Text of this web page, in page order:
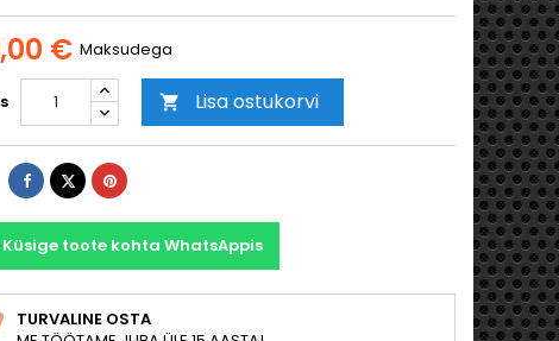
€ Maksudega
 Lisa ostukorvi
Jaga TweetPinterest
Küsige toote kohta WhatsAppis
TURVALINE OSTA